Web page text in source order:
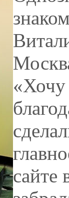
сайте